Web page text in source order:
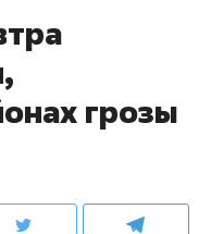
грозы